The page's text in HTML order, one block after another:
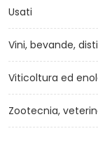
Usati
Vini, bevande,
Viticoltura ed
Zootecnia,